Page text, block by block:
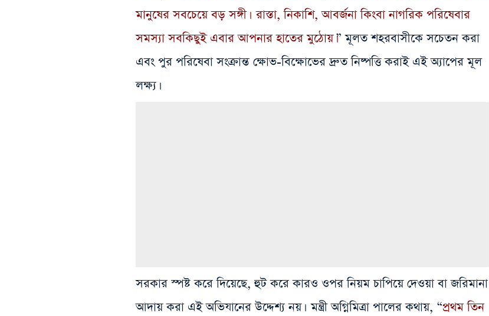
মানুষের সবচেয়ে বড় সঙ্গী। রাস্তা, নিকাশি, আবর্জনা কিংবা নাগরিক পরিষেবার
সমস্যা সবকিছুই এবার আপনার হাতের মুঠোয়।” মূলত শহরবাসীকে সচেতন করা
এবং পুর পরিষেবা সংক্রান্ত ক্ষোভ-বিক্ষোভের দ্রুত নিষ্পত্তি করাই এই অ্যাপের মূল
লক্ষ্য।
সরকার স্পষ্ট করে দিয়েছে, হুট করে কারও ওপর নিয়ম চাপিয়ে দেওয়া বা জরিমানা
আদায় করা এই অভিযানের উদ্দেশ্য নয়। মন্ত্রী অগ্নিমিত্রা পালের কথায়, “প্রথম তিন